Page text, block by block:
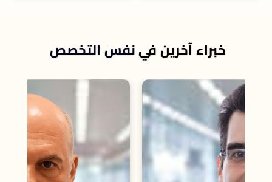
خبراء آخرين في نفس التخصص